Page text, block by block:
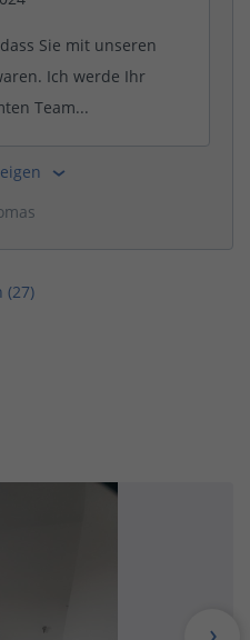
Sie mit unseren
Ich werde Ihr
Team...
(27)